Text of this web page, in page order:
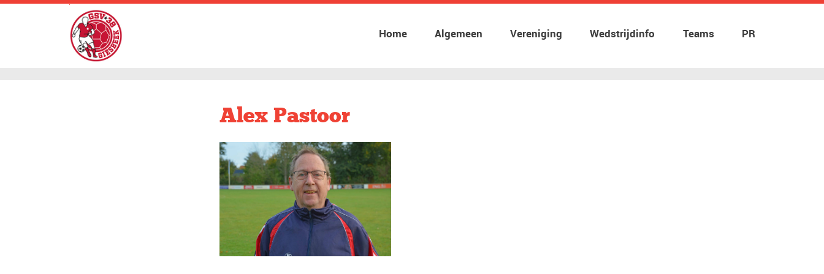
Home Algemeen Vereniging Wedstrijdinfo Teams PR
Alex Pastoor